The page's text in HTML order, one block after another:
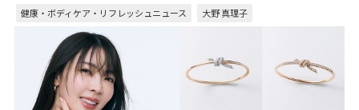
健康・ボディケア・リフレッシュニュース 大野 真理子